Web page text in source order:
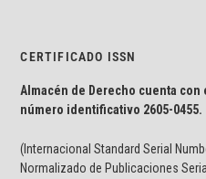
CERTIFICADO ISSN
Almacén de Derecho cuenta con
número identificativo 2605-0455.
(Internacional Standard Serial
Normalizado de Publicaciones